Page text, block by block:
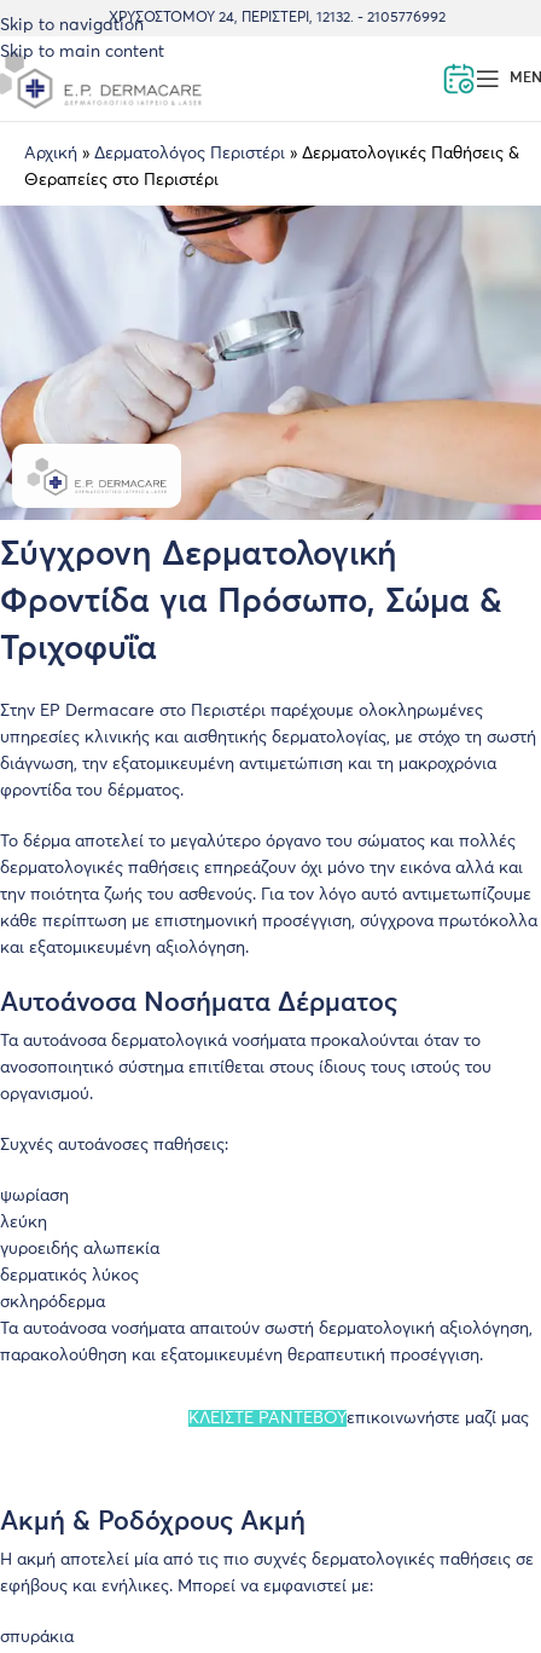
Skip to navigation
Skip to main content
ΧΡΥΣΟΣΤΌΜΟΥ 24, ΠΕΡΙΣΤΈΡΙ, 12132. - 2105776992
Αρχική » Δερματολόγος Περιστέρι » Δερματολογικές Παθήσεις &
Θεραπείες στο Περιστέρι
Σύγχρονη Δερματολογική
Φροντίδα για Πρόσωπο, Σώμα &
Τριχοφυΐα
Στην EP Dermacare στο Περιστέρι παρέχουμε ολοκληρωμένες
υπηρεσίες κλινικής και αισθητικής δερματολογίας, με στόχο τη σωστή
διάγνωση, την εξατομικευμένη αντιμετώπιση και τη μακροχρόνια
φροντίδα του δέρματος.
Το δέρμα αποτελεί το μεγαλύτερο όργανο του σώματος και πολλές
δερματολογικές παθήσεις επηρεάζουν όχι μόνο την εικόνα αλλά και
την ποιότητα ζωής του ασθενούς. Για τον λόγο αυτό αντιμετωπίζουμε
κάθε περίπτωση με επιστημονική προσέγγιση, σύγχρονα πρωτόκολλα
και εξατομικευμένη αξιολόγηση.
Αυτοάνοσα Νοσήματα Δέρματος
Τα αυτοάνοσα δερματολογικά νοσήματα προκαλούνται όταν το
ανοσοποιητικό σύστημα επιτίθεται στους ίδιους τους ιστούς του
οργανισμού.
Συχνές αυτοάνοσες παθήσεις:
ψωρίαση
λεύκη
γυροειδής αλωπεκία
δερματικός λύκος
σκληρόδερμα
Τα αυτοάνοσα νοσήματα απαιτούν σωστή δερματολογική αξιολόγηση,
παρακολούθηση και εξατομικευμένη θεραπευτική προσέγγιση.
επικοινωνήστε μαζί μας
ΚΛΕΙΣΤΕ ΡΑΝΤΕΒΟΥ
Ακμή & Ροδόχρους Ακμή
Η ακμή αποτελεί μία από τις πιο συχνές δερματολογικές παθήσεις σε
εφήβους και ενήλικες. Μπορεί να εμφανιστεί με:
σπυράκια